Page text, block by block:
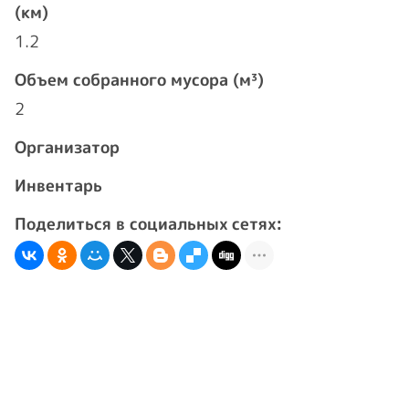
(км)
1.2
Объем собранного мусора (м³)
2
Организатор
Инвентарь
Поделиться в социальных сетях: